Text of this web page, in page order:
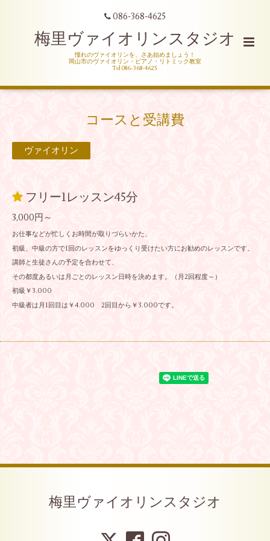
086-368-4625
梅里ヴァイオリンスタジオ
憧れのヴァイオリンを、さあ始めましょう！
岡山市のヴァイオリン・ピアノ・リトミック教室
Tel 086-368-4625
コースと受講費
ヴァイオリン
フリー1レッスン45分
3,000円～
お仕事などが忙しくお時間が取りづらいかた、
初級、中級の方で1回のレッスンをゆっくり受けたい方にお勧めのレッスンです。
講師と生徒さんの予定を合わせて、
その都度あるいは月ごとのレッスン日時を決めます。（月2回程度～）
初級￥3.000
中級者は月1回目は￥4.000 2回目から￥3.000です。
梅里ヴァイオリンスタジオ